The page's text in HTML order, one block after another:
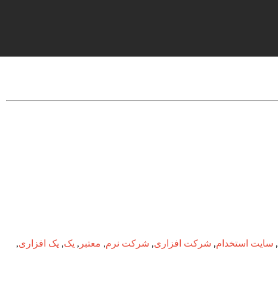
, سایت استخدام, شرکت افزاری, شرکت نرم, معتبر , یک, یک افزاری,